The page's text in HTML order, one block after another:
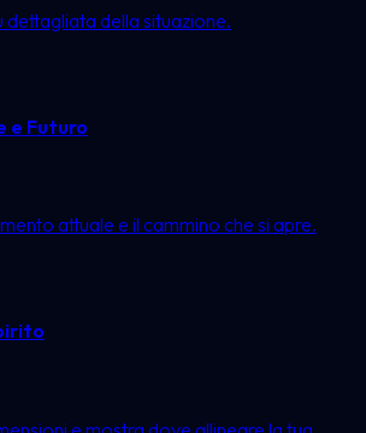
dettagliata della situazione.
e Futuro
attuale e il cammino che si apre.